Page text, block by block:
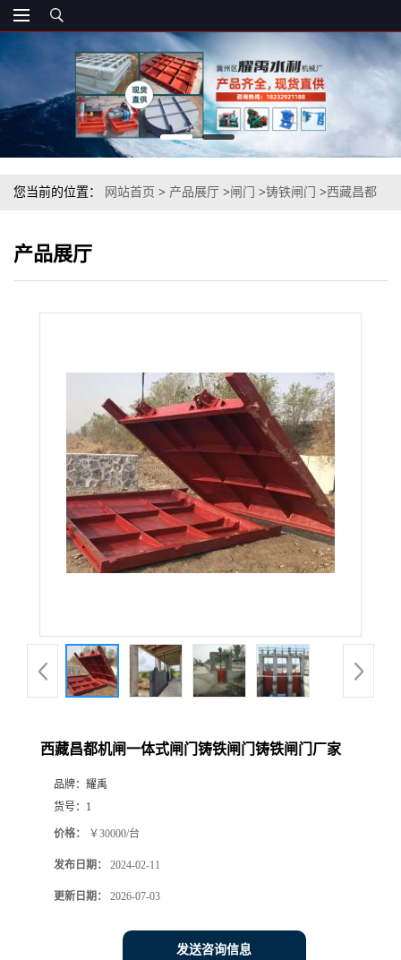
您当前的位置： 网站首页 > 产品展厅 >闸门 >铸铁闸门 >西藏昌都
产品展厅
西藏昌都机闸一体式闸门铸铁闸门铸铁闸门厂家
品牌： 耀禹
货号： 1
价格： ￥30000/台
发布日期： 2024-02-11
更新日期： 2026-07-03
发送咨询信息